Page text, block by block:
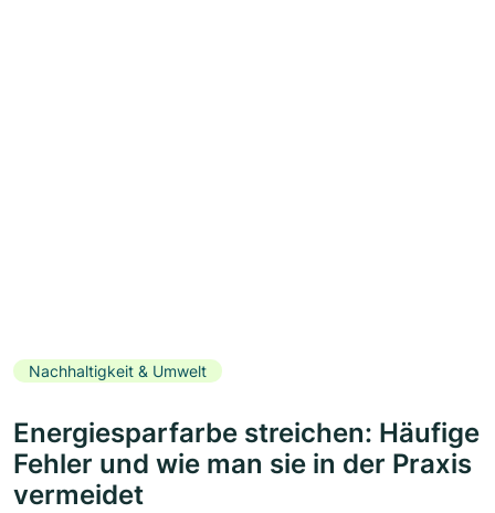
Nachhaltigkeit & Umwelt
Energiesparfarbe streichen: Häufige
Fehler und wie man sie in der Praxis
vermeidet